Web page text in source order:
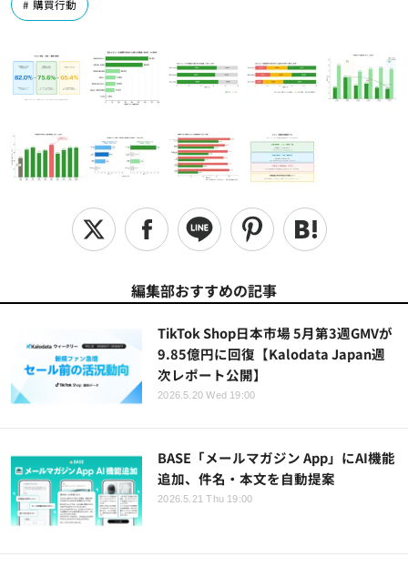
購買行動
編集部おすすめの記事
TikTok Shop日本市場 5月第3週GMVが
9.85億円に回復【Kalodata Japan週
次レポート公開】
2026.5.20 Wed 19:00
BASE「メールマガジン App」にAI機能
追加、件名・本文を自動提案
2026.5.21 Thu 19:00